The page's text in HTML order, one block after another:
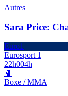
Autres
Sara Price:
Euro1
Eurosport 1
22h004h
🥊
Boxe / MMA